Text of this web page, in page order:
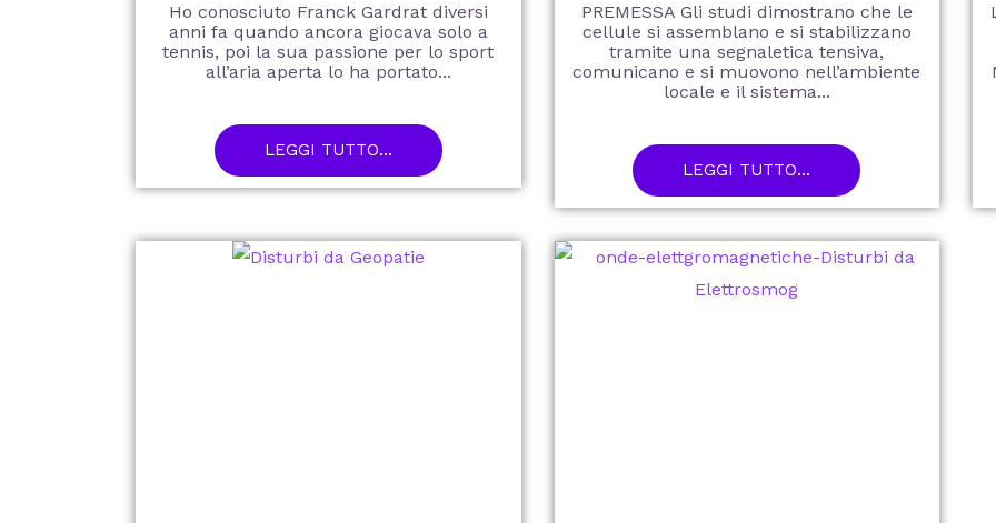
Ho conosciuto Franck Gardrat diversi
anni fa quando ancora giocava solo a
tennis, poi la sua passione per lo sport
all’aria aperta lo ha portato...
LEGGI TUTTO...
PREMESSA Gli studi dimostrano che le
cellule si assemblano e si stabilizzano
tramite una segnaletica tensiva,
comunicano e si muovono nell’ambiente
locale e il sistema...
LEGGI TUTTO...